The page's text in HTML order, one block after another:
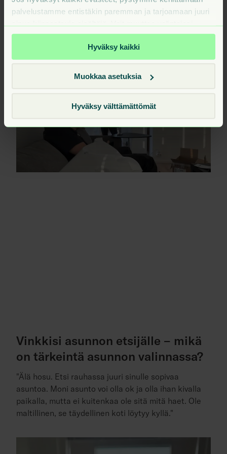
palvelustamme entistäkin paremman ja tarjoamaan juuri
milloin tahansa sivuston alareunan Evästeet-linkistä.
Hyväksy kaikki
Muokkaa asetuksia
Hyväksy välttämättömät
lyhyessä ajassa lähentyneet perheenä todella paljon.
Emme ole koskaan olleet näin läheisiä kuin mitä nyt
Vinkkisi asunnon etsijälle – mikä
on tärkeintä asunnon valinnassa?
"Älä hosu. Etsi rauhassa juuri sinulle sopivaa
asuntoa. Moni asunto voi olla ok ja olla ihan kivalla
paikalla, mutta ei kuitenkaa ole sitä mitä haet. Ole
maltillinen, se täydellinen koti löytyy kyllä."